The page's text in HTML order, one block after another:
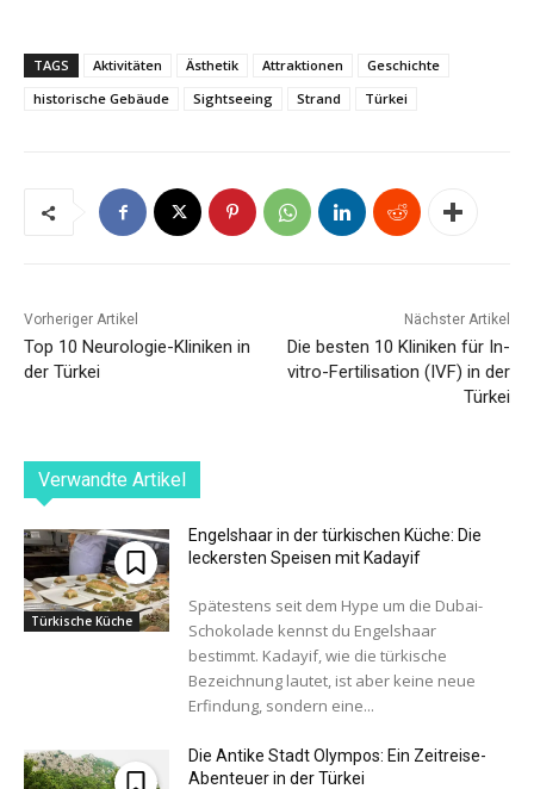
TAGS Aktivitäten Ästhetik Attraktionen
Geschichte
historische Gebäude
Sightseeing Strand Türkei
Vorheriger Artikel
Top 10 Neurologie-Kliniken in
der Türkei
Nächster Artikel
Die besten 10 Kliniken für In-
vitro-Fertilisation (IVF) in der
Türkei
Verwandte Artikel
Türkische Küche
Engelshaar in der türkischen Küche: Die
leckersten Speisen mit Kadayif
Spätestens seit dem Hype um die Dubai-
Schokolade kennst du Engelshaar
bestimmt. Kadayif, wie die türkische
Bezeichnung lautet, ist aber keine neue
Erfindung, sondern eine...
Die Antike Stadt Olympos: Ein Zeitreise-
Abenteuer in der Türkei